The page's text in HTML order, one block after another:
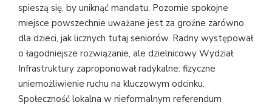
spieszą się, by uniknąć mandatu. Pozornie spokojne
miejsce powszechnie uważane jest za groźne zarówno
dla dzieci, jak licznych tutaj seniorów. Radny występował
o łagodniejsze rozwiązanie, ale dzielnicowy Wydział
Infrastruktury zaproponował radykalne: fizyczne
uniemożliwienie ruchu na kluczowym odcinku.
Społeczność lokalna w nieformalnym referendum